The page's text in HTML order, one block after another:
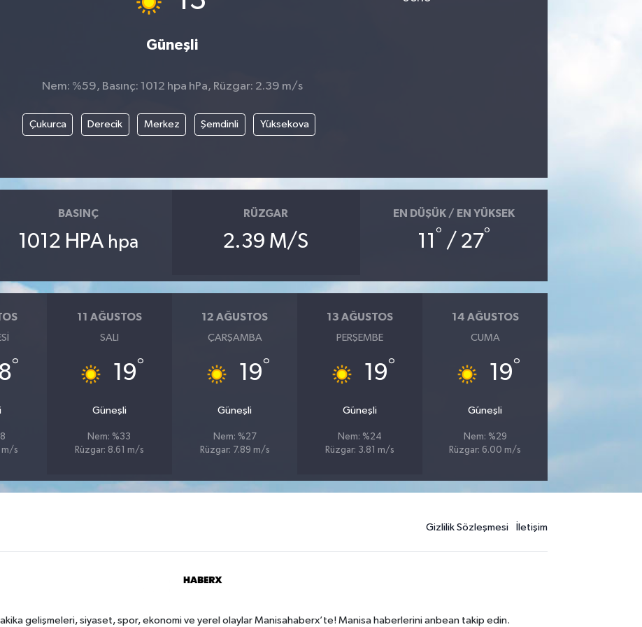
Güneşli
Nem: %59, Basınç: 1012 hpa hPa, Rüzgar: 2.39 m/s
Çukurca Derecik Merkez Şemdinli Yüksekova
BASINÇ
1012 HPA hpa
RÜZGAR
2.39 M/S
EN DÜŞÜK / EN YÜKSEK
11 ° / 27°
°
m/s
11 AĞUSTOS
SALI
19°
Güneşli
Nem: %33
Rüzgar: 8.61 m/s
12 AĞUSTOS
ÇARŞAMBA
19°
Güneşli
Nem: %27
Rüzgar: 7.89 m/s
13 AĞUSTOS
PERŞEMBE
19°
Güneşli
Nem: %24
Rüzgar: 3.81 m/s
14 AĞUSTOS
CUMA
19°
Güneşli
Nem: %29
Rüzgar: 6.00 m/s
Gizlilik Sözleşmesi İletişim
gelişmeleri, siyaset, spor, ekonomi ve yerel olaylar Manisahaberx’te! Manisa haberlerini anbean takip edin.